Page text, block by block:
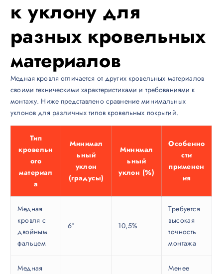
к уклону для
разных кровельных
материалов
Медная кровля отличается от других кровельных материалов
своими техническими характеристиками и требованиями к
монтажу. Ниже представлено сравнение минимальных
уклонов для различных типов кровельных покрытий.
Тип
кровельн
ого
материал
а
Минимал
ьный
уклон
(градусы)
Минимал
ьный
уклон (%)
Особенно
сти
применен
ия
Медная
кровля с
двойным
фальцем
6° 10,5%
Требуется
высокая
точность
монтажа
Медная
Менее